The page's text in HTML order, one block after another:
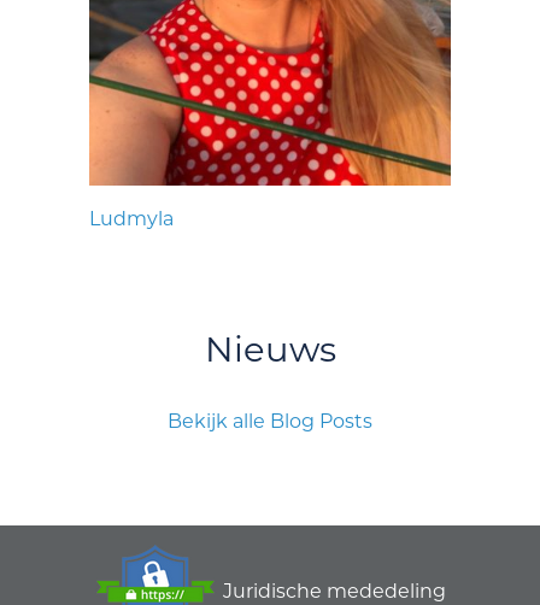
Ludmyla
Nieuws
Bekijk alle Blog Posts
Juridische mededeling